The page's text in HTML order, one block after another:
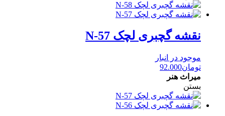
نقشه گچبری لچک N-57
موجود در انبار
تومان92.000
میراث هنر
بستن